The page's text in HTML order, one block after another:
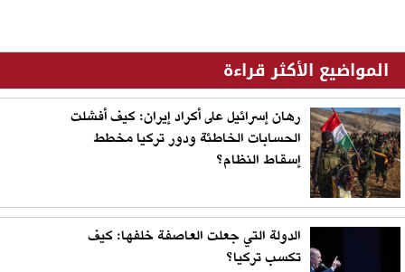
المواضيع الأكثر قراءة
رهان إسرائيل على أكراد إيران: كيف أفشلت
الحسابات الخاطئة ودور تركيا مخطط
إسقاط النظام؟
الدولة التي جعلت العاصفة خلفها: كيف
تكسب تركيا؟